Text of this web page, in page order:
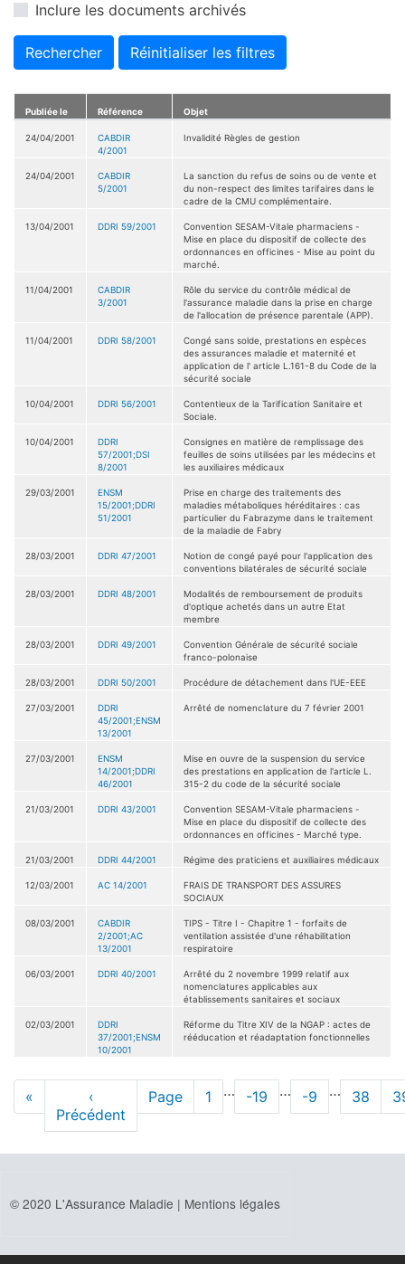
Inclure les documents archivés
Rechercher Réinitialiser les filtres
Publiée le Référence Objet
24/04/2001
CABDIR
4/2001
Invalidité Règles de gestion
24/04/2001
CABDIR
5/2001
La sanction du refus de soins ou de vente et
du non-respect des limites tarifaires dans le
cadre de la CMU complémentaire.
13/04/2001 DDRI 59/2001
Convention SESAM-Vitale pharmaciens -
Mise en place du dispositif de collecte des
ordonnances en officines - Mise au point du
marché.
11/04/2001
CABDIR
3/2001
Rôle du service du contrôle médical de
l'assurance maladie dans la prise en charge
de l'allocation de présence parentale (APP).
11/04/2001 DDRI 58/2001
Congé sans solde, prestations en espèces
des assurances maladie et maternité et
application de l' article L.161-8 du Code de la
sécurité sociale
10/04/2001 DDRI 56/2001
Contentieux de la Tarification Sanitaire et
Sociale.
10/04/2001
DDRI
57/2001;DSI
8/2001
Consignes en matière de remplissage des
feuilles de soins utilisées par les médecins et
les auxiliaires médicaux
29/03/2001
ENSM
15/2001;DDRI
51/2001
Prise en charge des traitements des
maladies métaboliques héréditaires : cas
particulier du Fabrazyme dans le traitement
de la maladie de Fabry
28/03/2001 DDRI 47/2001
Notion de congé payé pour l'application des
conventions bilatérales de sécurité sociale
28/03/2001 DDRI 48/2001
Modalités de remboursement de produits
d'optique achetés dans un autre Etat
membre
28/03/2001 DDRI 49/2001
Convention Générale de sécurité sociale
franco-polonaise
28/03/2001 DDRI 50/2001 Procédure de détachement dans l'UE-EEE
27/03/2001
DDRI
45/2001;ENSM
13/2001
Arrêté de nomenclature du 7 février 2001
27/03/2001
ENSM
14/2001;DDRI
46/2001
Mise en ouvre de la suspension du service
des prestations en application de l'article L.
315-2 du code de la sécurité sociale
21/03/2001 DDRI 43/2001
Convention SESAM-Vitale pharmaciens -
Mise en place du dispositif de collecte des
ordonnances en officines - Marché type.
21/03/2001 DDRI 44/2001 Régime des praticiens et auxiliaires médicaux
12/03/2001 AC 14/2001
FRAIS DE TRANSPORT DES ASSURES
SOCIAUX
08/03/2001
CABDIR
2/2001;AC
13/2001
TIPS - Titre I - Chapitre 1 - forfaits de
ventilation assistée d'une réhabilitation
respiratoire
06/03/2001 DDRI 40/2001
Arrêté du 2 novembre 1999 relatif aux
nomenclatures applicables aux
établissements sanitaires et sociaux
02/03/2001
DDRI
37/2001;ENSM
10/2001
Réforme du Titre XIV de la NGAP : actes de
rééducation et réadaptation fonctionnelles
Pagination
Première
page
«
Page
précédente
‹
Précédent
Page Page
1 … Page
-19 … Page
-9 … Page
38
© 2020 L'Assurance Maladie | Mentions légales